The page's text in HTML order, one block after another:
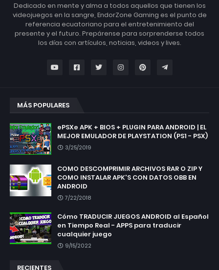
Dedicado en mente y alma a todos aquellos que tienen los
videojuegos en la sangre, EndorZone Gaming es el punto de
referencia ecuatoriano para el entretenimiento del
presente y el futuro. Prepárense para sorprenderse todos
los días con artículos, noticias, videos y lives.
MÁS POPULARES
ePSXe APK + BIOS + PLUGIN PARA ANDROID | EL
MEJOR EMULADOR DE PLAYSTATION (PS1 - PSX)
3/25/2019
COMO DESCOMPRIMIR ARCHIVOS RAR O ZIP Y
COMO INSTALAR APK'S CON DATOS OBB EN
ANDROID
7/22/2018
Cómo TRADUCIR JUEGOS ANDROID al Español
en Tiempo Real - APPS para traducir
cualquier juego
9/15/2022
RECIENTES